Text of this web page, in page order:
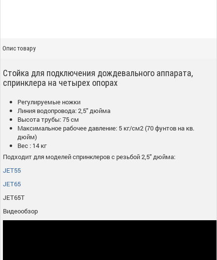
Опис товару
Стойка для подключения дождевального аппарата,
спринклера на четырех опорах
Регулируемые ножки
Линия водопровода: 2,5" дюйма
Высота трубы: 75 см
Максимальное рабочее давление: 5 кг/см2 (70 фунтов на кв.
дюйм)
Вес : 14 кг
Подходит для моделей спринклеров с резьбой 2,5" дюйма:
JET55
JET65
JET65T
Видеообзор